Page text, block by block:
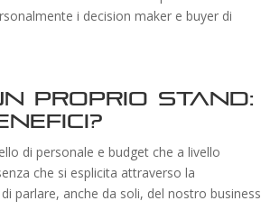
i decision maker e buyer di
proprio stand:
di personale e budget che a livello
che si esplicita attraverso la
parlare, anche da soli, del nostro business